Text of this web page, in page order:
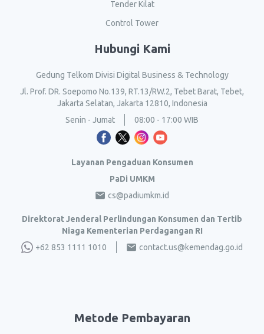
Tender Kilat
Control Tower
Hubungi Kami
Gedung Telkom Divisi Digital Business & Technology
Jl. Prof. DR. Soepomo No.139, RT.13/RW.2, Tebet Barat, Tebet,
Jakarta Selatan, Jakarta 12810, Indonesia
Senin - Jumat
08:00 - 17:00 WIB
Layanan Pengaduan Konsumen
PaDi UMKM
cs@padiumkm.id
Direktorat Jenderal Perlindungan Konsumen dan Tertib
Niaga Kementerian Perdagangan RI
+62 853 1111 1010
contact.us@kemendag.go.id
Metode Pembayaran